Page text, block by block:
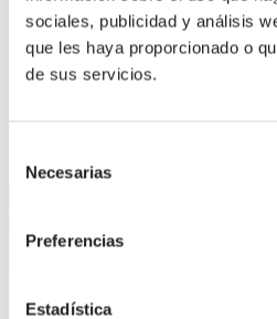
sociales, publicidad y análisis
que les haya proporcionado o
de sus servicios.
Necesarias
Preferencias
Estadística
dice.
¿Curioso por saber qué lo hizo